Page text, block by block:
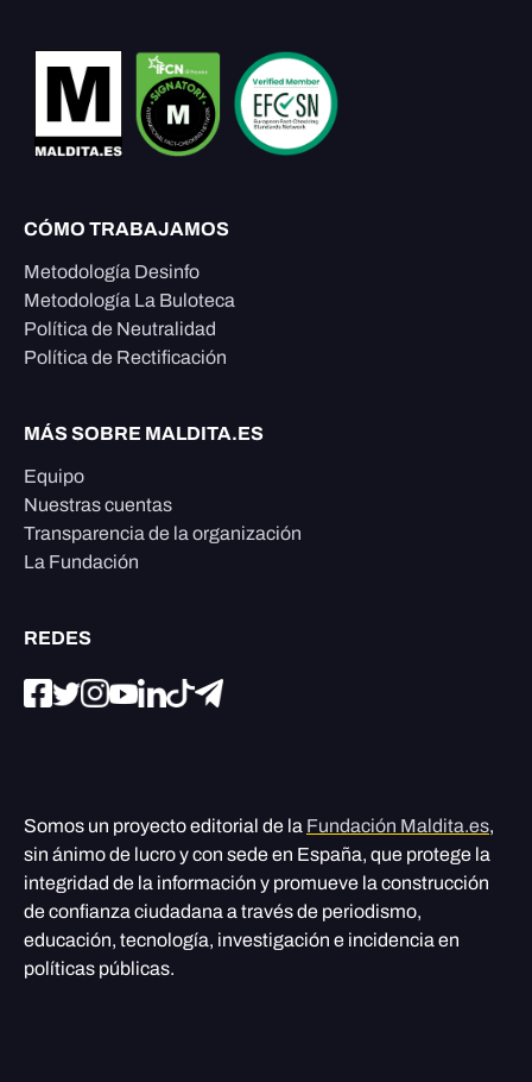
CÓMO TRABAJAMOS
Metodología Desinfo
Metodología La Buloteca
Política de Neutralidad
Política de Rectificación
MÁS SOBRE MALDITA.ES
Equipo
Nuestras cuentas
Transparencia de la organización
La Fundación
REDES
Somos un proyecto editorial de la Fundación Maldita.es,
sin ánimo de lucro y con sede en España, que protege la
integridad de la información y promueve la construcción
de confianza ciudadana a través de periodismo,
educación, tecnología, investigación e incidencia en
políticas públicas.